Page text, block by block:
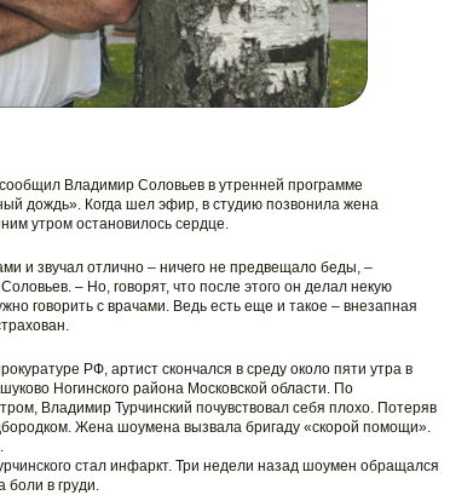
Владимир Соловьев в утренней программе
дождь». Когда шел эфир, в студию позвонила жена
утром остановилось сердце.
и звучал отлично – ничего не предвещало беды, –
– Но, говорят, что после этого он делал некую
говорить с врачами. Ведь есть еще и такое – внезапная
РФ, артист скончался в среду около пяти утра в
Ногинского района Московской области. По
Владимир Турчинский почувствовал себя плохо. Потеряв
Жена шоумена вызвала бригаду «скорой помощи».
стал инфаркт. Три недели назад шоумен обращался
боли в груди.